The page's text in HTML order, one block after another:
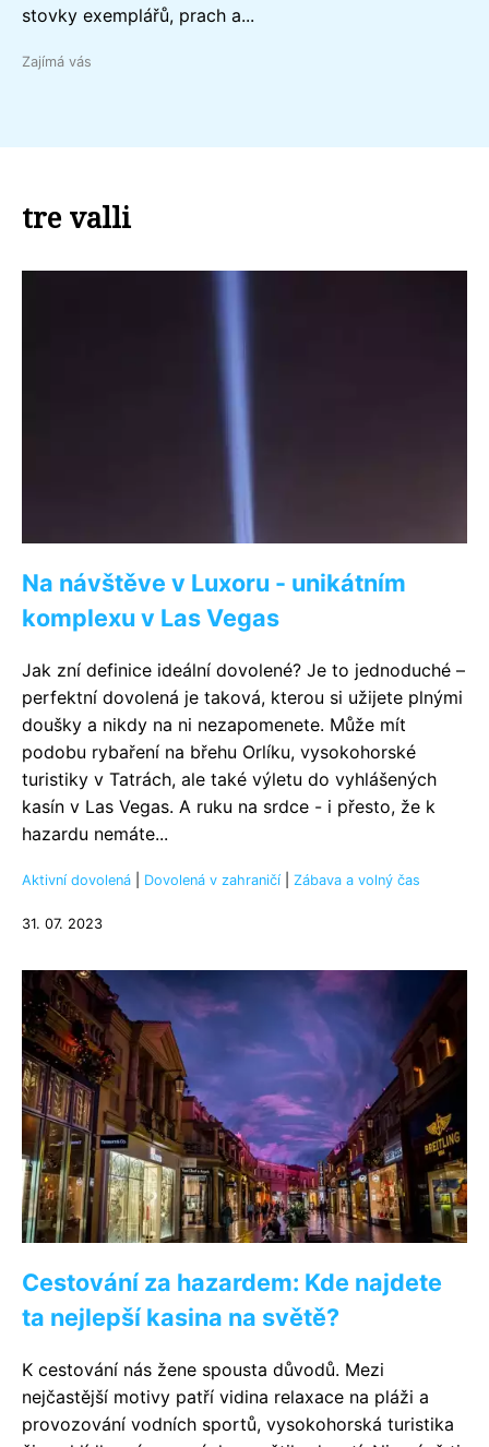
stovky exemplářů, prach a...
Zajímá vás
tre valli
Na návštěve v Luxoru - unikátním
komplexu v Las Vegas
Jak zní definice ideální dovolené? Je to jednoduché –
perfektní dovolená je taková, kterou si užijete plnými
doušky a nikdy na ni nezapomenete. Může mít
podobu rybaření na břehu Orlíku, vysokohorské
turistiky v Tatrách, ale také výletu do vyhlášených
kasín v Las Vegas. A ruku na srdce - i přesto, že k
hazardu nemáte...
Aktivní dovolená Dovolená v zahraničí Zábava a volný čas
31. 07. 2023
Cestování za hazardem: Kde najdete
ta nejlepší kasina na světě?
K cestování nás žene spousta důvodů. Mezi
nejčastější motivy patří vidina relaxace na pláži a
provozování vodních sportů, vysokohorská turistika